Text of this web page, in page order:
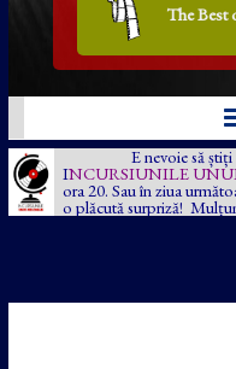
The Best
E nevoie să
INCURSIUNILE
ora 20. Sau în ziua
o plăcută surpriză!